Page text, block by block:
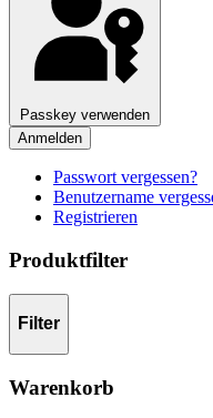
Passkey verwenden
Anmelden
Passwort vergessen?
Benutzername
Registrieren
Produktfilter
Filter
Warenkorb